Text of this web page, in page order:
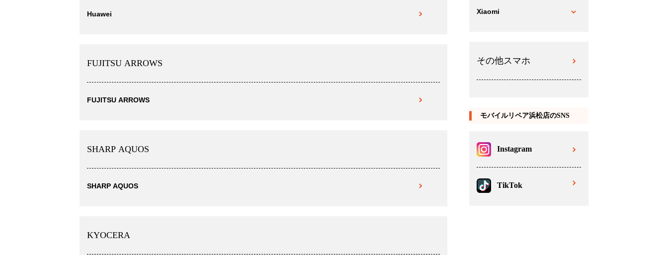
Huawei
FUJITSU ARROWS
FUJITSU ARROWS
SHARP AQUOS
SHARP AQUOS
KYOCERA
Xiaomi
その他スマホ
モバイルリペア浜松店のSNS
Instagram
TikTok